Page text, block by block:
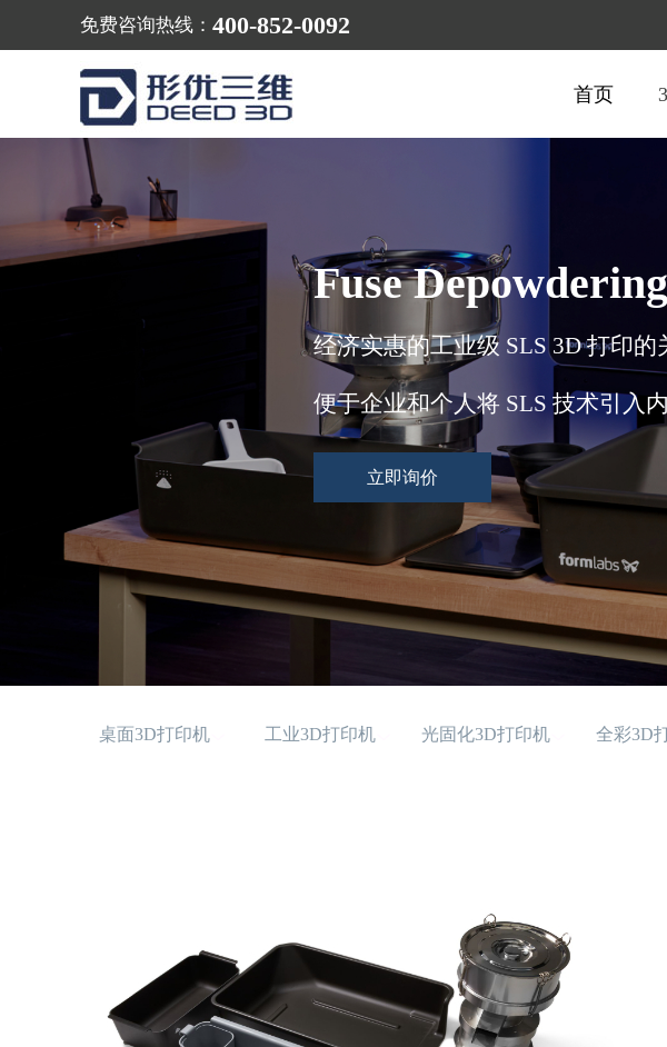
免费咨询热线： 400-852-0092
首页
Fuse
经济实惠的工业级 SLS 3D 打印的
便于企业和个人将 SLS 技术引入
立即询价
桌面3D打印机 工业3D打印机 光固化3D打印机 全彩3D